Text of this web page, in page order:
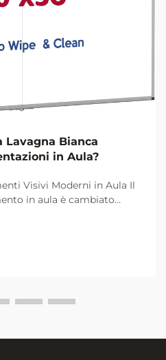
Lavagna Bianca
in Aula?
Visivi Moderni in Aula Il
in aula è cambiato
come uno strumento
educative. Dal